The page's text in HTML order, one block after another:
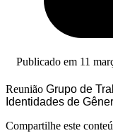
Publicado em 11
Reunião Grupo de
Identidades de
Compartilhe este